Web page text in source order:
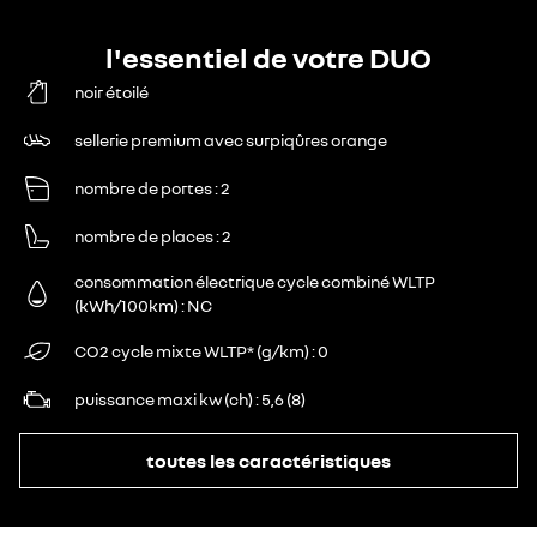
l'essentiel de votre DUO
noir étoilé
sellerie premium avec surpiqûres orange
nombre de portes 2
nombre de places 2
consommation électrique cycle combiné WLTP
(kWh/100km) NC
CO2 cycle mixte WLTP* (g/km) 0
puissance maxi kw (ch) 5,6 (8)
toutes les caractéristiques